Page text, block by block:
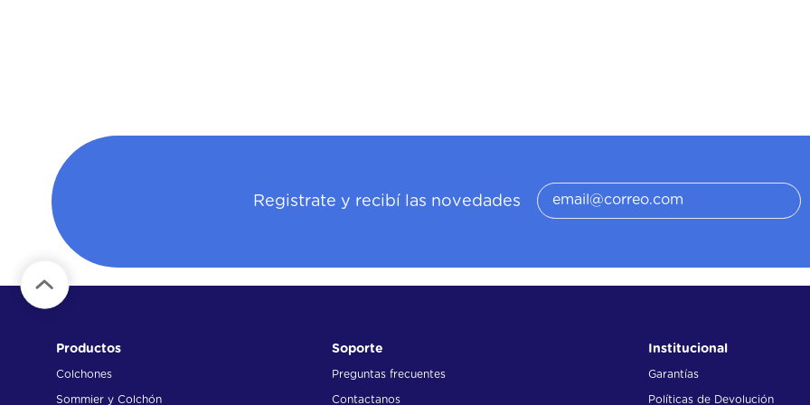
Registrate y recibí las novedades
Productos
Colchones
Sommier y Colchón
Soporte
Preguntas frecuentes
Contactanos
Institucional
Garantías
Políticas de Devolución